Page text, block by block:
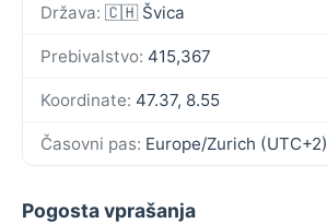
Država: 🇨🇭 Švica
Prebivalstvo: 415,367
Koordinate: 47.37, 8.55
Časovni pas: Europe/Zurich (UTC+2)
Pogosta vprašanja